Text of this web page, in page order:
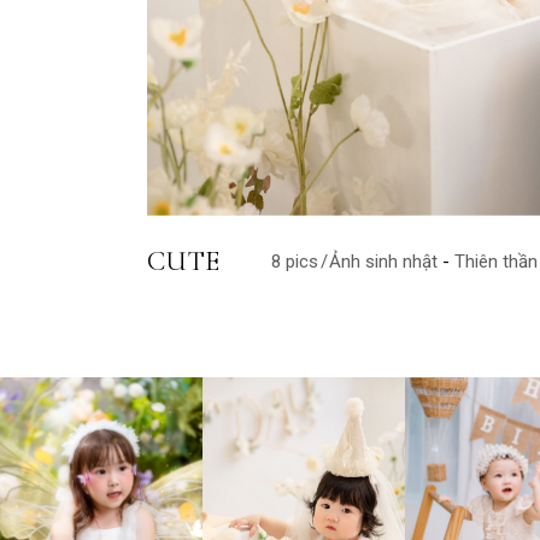
CUTE 8 pics Ảnh sinh nhật Thiên